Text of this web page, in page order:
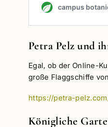
Petra Pelz und
Egal, ob der Online-
große Flaggschiffe
https://petra-
Königliche